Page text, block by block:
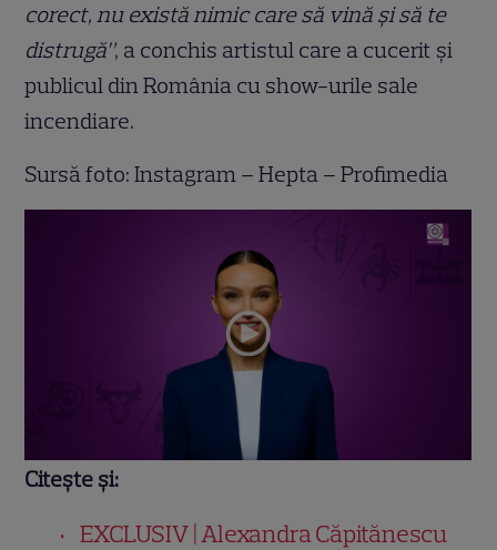
corect, nu există nimic care să vină și să te
distrugă”, a conchis artistul care a cucerit și
publicul din România cu show-urile sale
incendiare.
Sursă foto: Instagram – Hepta – Profimedia
Citește și:
EXCLUSIV | Alexandra Căpitănescu